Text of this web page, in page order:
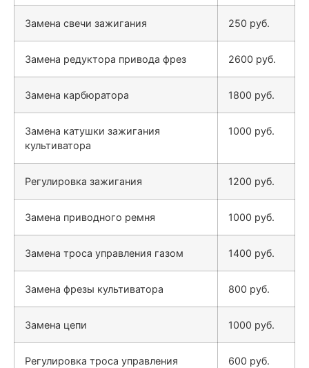
Замена свечи зажигания 250 руб.
Замена редуктора привода фрез 2600 руб.
Замена карбюратора 1800 руб.
Замена катушки зажигания
культиватора
1000 руб.
Регулировка зажигания 1200 руб.
Замена приводного ремня 1000 руб.
Замена троса управления газом 1400 руб.
Замена фрезы культиватора 800 руб.
Замена цепи 1000 руб.
Регулировка троса управления
600 руб.